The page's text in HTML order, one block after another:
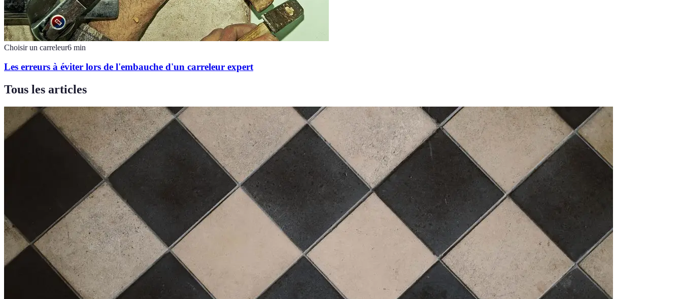
Choisir un carreleur6 min
Les erreurs à éviter lors de l'embauche d'un carreleur expert
Tous les articles